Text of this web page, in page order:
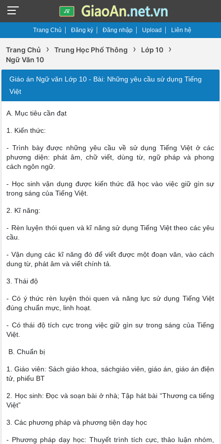
Trang Chủ Đăng ký Đăng nhập Upload Liên hệ
Trang Chủ › Trung Học Phổ Thông › Lớp 10 ›
Ngữ Văn 10
Giáo án Ngữ văn Lớp 10 - Bài: Những yêu cầu sử dụng Tiếng
Việt
A. Mục tiêu cần đạt
1. Kiến thức:
- Trình bày được những yêu cầu về sử dụng Tiếng Việt ở các
phương diện: phát âm, chữ viết, dùng từ, ngữ pháp và phong
cách ngôn ngữ.
- Học sinh vận dụng được kiến thức đã học vào việc giữ gìn sự
trong sáng của Tiếng Việt.
2. Kĩ năng:
- Rèn luyện thói quen và kĩ năng sử dụng Tiếng Việt theo các yêu
cầu.
- Vận dụng các kĩ năng đó để viết được một đoạn văn, vào cách
dung từ, phát âm và viết chính tả.
3. Thái độ
- Có ý thức rèn luyện thói quen và năng lực sử dụng Tiếng Việt
đúng chuẩn mực, linh hoạt.
- Có thái độ tích cực trong việc giữ gìn sự trong sáng của Tiếng
Việt.
B. Chuẩn bị
1. Giáo viên: Sách giáo khoa, sáchgiáo viên, giáo án, giáo án điện
tử, phiếu BT
2. Học sinh: Đọc và soạn bài ở nhà; Tập hát bài “Thương ca tiếng
Việt”
3. Các phương pháp và phương tiện dạy học
- Phương pháp dạy học: Thuyết trình tích cực, thảo luận nhóm,